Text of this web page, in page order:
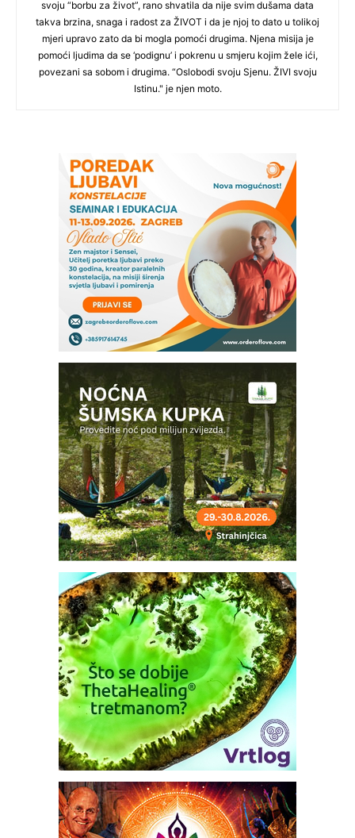
svoju “borbu za život”, rano shvatila da nije svim dušama data
takva brzina, snaga i radost za ŽIVOT i da je njoj to dato u tolikoj
mjeri upravo zato da bi mogla pomoći drugima. Njena misija je
pomoći ljudima da se ‘podignu’ i pokrenu u smjeru kojim žele ići,
povezani sa sobom i drugima. “Oslobodi svoju Sjenu. ŽIVI svoju
Istinu." je njen moto.